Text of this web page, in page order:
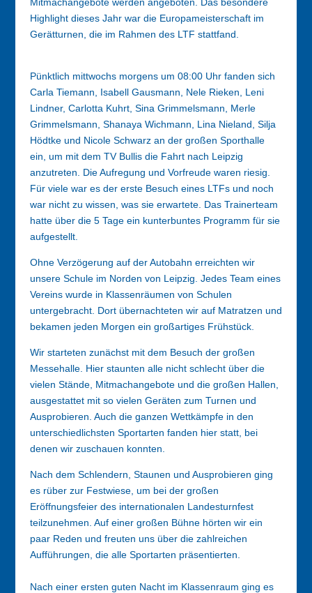
Highlight dieses Jahr war die Europameisterschaft im
Gerätturnen, die im Rahmen des LTF stattfand.
Pünktlich mittwochs morgens um 08:00 Uhr fanden sich
Carla Tiemann, Isabell Gausmann, Nele Rieken, Leni
Lindner, Carlotta Kuhrt, Sina Grimmelsmann, Merle
Grimmelsmann, Shanaya Wichmann, Lina Nieland, Silja
Hödtke und Nicole Schwarz an der großen Sporthalle
ein, um mit dem TV Bullis die Fahrt nach Leipzig
anzutreten. Die Aufregung und Vorfreude waren riesig.
Für viele war es der erste Besuch eines LTFs und noch
war nicht zu wissen, was sie erwartete. Das Trainerteam
hatte über die 5 Tage ein kunterbuntes Programm für sie
aufgestellt.
Ohne Verzögerung auf der Autobahn erreichten wir
unsere Schule im Norden von Leipzig. Jedes Team eines
Vereins wurde in Klassenräumen von Schulen
untergebracht. Dort übernachteten wir auf Matratzen und
bekamen jeden Morgen ein großartiges Frühstück.
Wir starteten zunächst mit dem Besuch der großen
Messehalle. Hier staunten alle nicht schlecht über die
vielen Stände, Mitmachangebote und die großen Hallen,
ausgestattet mit so vielen Geräten zum Turnen und
Ausprobieren. Auch die ganzen Wettkämpfe in den
unterschiedlichsten Sportarten fanden hier statt, bei
denen wir zuschauen konnten.
Nach dem Schlendern, Staunen und Ausprobieren ging
es rüber zur Festwiese, um bei der großen
Eröffnungsfeier des internationalen Landesturnfest
teilzunehmen. Auf einer großen Bühne hörten wir ein
paar Reden und freuten uns über die zahlreichen
Aufführungen, die alle Sportarten präsentierten.
Nach einer ersten guten Nacht im Klassenraum ging es